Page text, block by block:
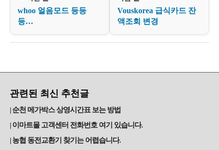
whoo 얼음모드 등등
등…
Vouskorea 급식카드 잔
액조회 변경
관련된 최신 추천글
순천 메가박스 상영시간표 보는 방법
이마트몰 고객센터 전화번호 여기 있습니다.
농협 동전교환기 찾기는 어렵습니다.